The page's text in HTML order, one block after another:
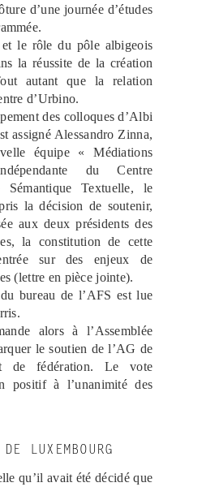
d’une journée d’études
le rôle du pôle albigeois
la réussite de la création
autant que la relation
d’Urbino.
des colloques d’Albi
assigné Alessandro Zinna,
équipe « Médiations
du Centre
Sémantique Textuelle, le
la décision de soutenir,
aux deux présidents des
la constitution de cette
sur des enjeux de
(lettre en pièce jointe).
bureau de l’AFS est lue
alors à l’Assemblée
le soutien de l’AG de
de fédération. Le vote
positif à l’unanimité des
LUXEMBOURG
qu’il avait été décidé que